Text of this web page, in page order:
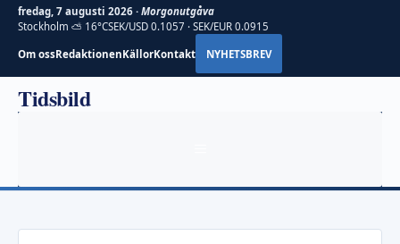
fredag, 7 augusti 2026 · Morgonutgåva
Stockholm ⛅ 16°CSEK/USD 0.1057 · SEK/EUR 0.0915
Om ossRedaktionenKällorKontakt NYHETSBREV
Hoppa
Tidsbild